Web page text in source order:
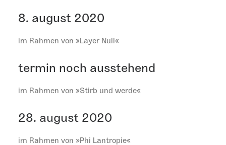
8. august 2020
im Rahmen von »Layer Null«
termin noch ausstehend
im Rahmen von »Stirb und werde«
28. august 2020
im Rahmen von »Phi Lantropie«